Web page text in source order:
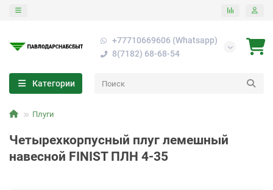
+77710669606 (Whatsapp)
8(7182) 68-68-54
Категории
Плуги
Четырехкорпусный плуг лемешный
навесной FINIST ПЛН 4-35